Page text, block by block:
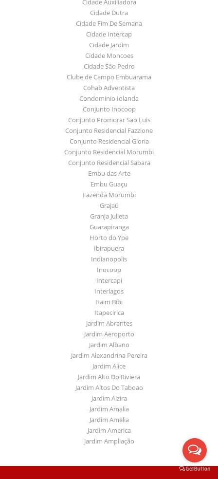
Cidade Auxiliadora
Cidade Dutra
Cidade Fim De Semana
Cidade Intercap
Cidade Jardim
Cidade Moncoes
Cidade São Pedro
Clube de Campo Embuarama
Cohab Adventista
Condominio Iolanda
Conjunto Inocoop
Conjunto Promorar Sao Luis
Conjunto Residencial Fazzione
Conjunto Residencial Gloria
Conjunto Residencial Morumbi
Conjunto Residencial Sabara
Embu das Arte
Embu Guaçu
Fazenda Morumbi
Grajaú
Granja Julieta
Guarapiranga
Horto do Ype
Ibirapuera
Indianopolis
Inocoop
Intercapi
Interlagos
Itaim Bibi
Itapecirica
Jardim Abrantes
Jardim Aeroporto
Jardim Albano
Jardim Alexandrina Pereira
Jardim Alice
Jardim Alto Do Riviera
Jardim Altos Do Taboao
Jardim Alzira
Jardim Amalia
Jardim Amelia
Jardim America
Jardim Ampliação